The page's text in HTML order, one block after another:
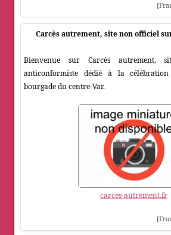
Carcès autrement, site non officiel
Bienvenue sur Carcès autrement,
anticonformiste dédié à la
bourgade du centre-Var.
carces-autrement.fr